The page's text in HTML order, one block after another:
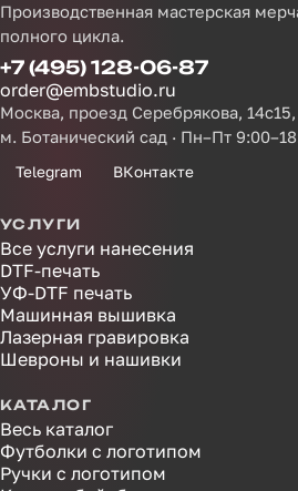
Производственная мастерская
полного цикла.
+7 (495) 128-06-87
order@embstudio.ru
Москва, проезд Серебрякова,
м. Ботанический сад · Пн–Пт
Telegram ВКонтакте
УСЛУГИ
Все услуги нанесения
DTF-печать
УФ-DTF печать
Машинная вышивка
Лазерная гравировка
Шевроны и нашивки
КАТАЛОГ
Весь каталог
Футболки с логотипом
Ручки с логотипом